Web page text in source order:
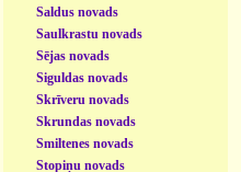
Saldus novads
Saulkrastu novads
Sējas novads
Siguldas novads
Skrīveru novads
Skrundas novads
Smiltenes novads
Stopiņu novads